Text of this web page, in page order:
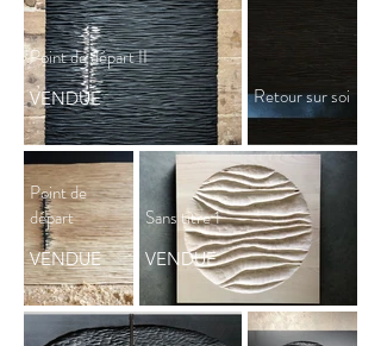
Point de départ II
VENDUE Retour sur soi
Point de
départ
VENDUE
Sans titre 1
VENDUE